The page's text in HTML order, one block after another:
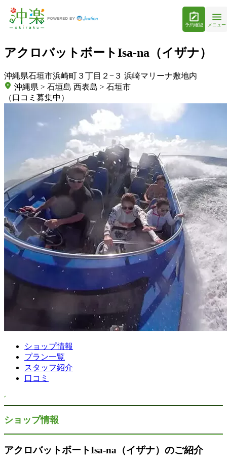
予約確認 メニュー
アクロバットボートIsa-na（イザナ）
沖縄県石垣市浜崎町３丁目２−３ 浜崎マリーナ敷地内
沖縄県 > 石垣島 西表島 > 石垣市
（口コミ募集中）
ショップ情報
プラン一覧
スタッフ紹介
口コミ
ショップ情報
アクロバットボートIsa-na（イザナ）のご紹介